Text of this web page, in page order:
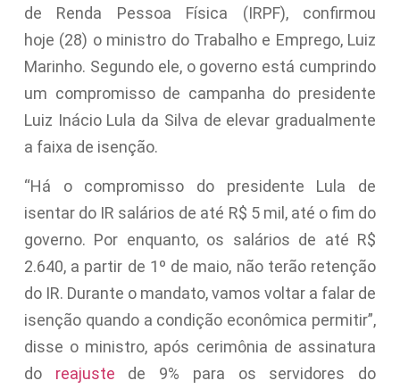
de Renda Pessoa Física (IRPF), confirmou
hoje (28) o ministro do Trabalho e Emprego, Luiz
Marinho. Segundo ele, o governo está cumprindo
um compromisso de campanha do presidente
Luiz Inácio Lula da Silva de elevar gradualmente
a faixa de isenção.
“Há o compromisso do presidente Lula de
isentar do IR salários de até R$ 5 mil, até o fim do
governo. Por enquanto, os salários de até R$
2.640, a partir de 1º de maio, não terão retenção
do IR. Durante o mandato, vamos voltar a falar de
isenção quando a condição econômica permitir”,
disse o ministro, após cerimônia de assinatura
do reajuste de 9% para os servidores do